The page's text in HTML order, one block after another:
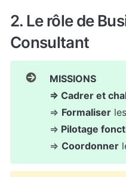
2. Le rôle de
Consultant
MISSIONS
⇒ Cadrer et
⇒ Formaliser
⇒ Pilotage
⇒ Coordonner